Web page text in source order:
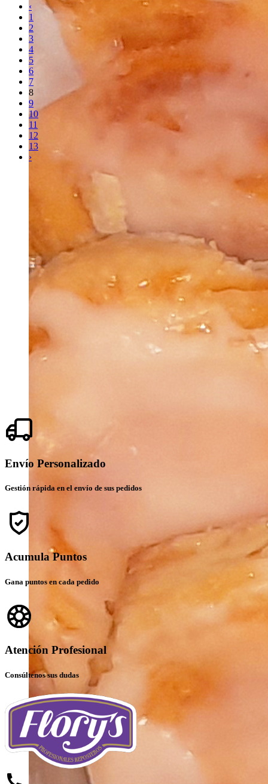
‹
1
2
3
4
5
6
7
8
9
10
11
12
13
›
Envío Personalizado
Gestión rápida en el envío de sus pedidos
Acumula Puntos
Gana puntos en cada pedido
Atención Profesional
Consúltenos sus dudas